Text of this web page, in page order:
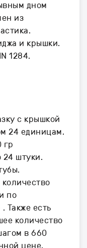
дном
из
и крышки.
1284.
с крышкой
24 единицам.
гр
24 штуки.
по
Также есть
количество
в 660
цене.